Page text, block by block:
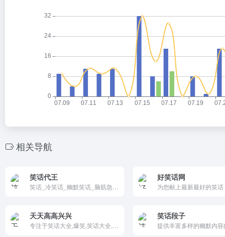
相关导航
笑话代王 好笑话网
天天高高兴兴 笑话段子